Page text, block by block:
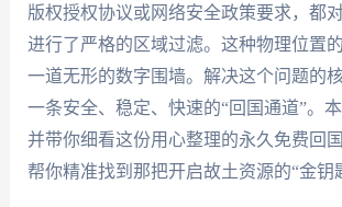
版权授权协议或网络安全政策要求，都
进行了严格的区域过滤。这种物理位置
一道无形的数字围墙。解决这个问题的
一条安全、稳定、快速的“回国通道”。本
并带你细看这份用心整理的永久免费回
帮你精准找到那把开启故土资源的“金钥